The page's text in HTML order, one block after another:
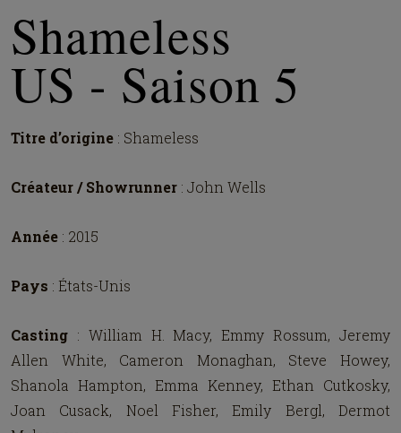
Shameless
US - Saison 5
Titre d’origine : Shameless
Créateur / Showrunner : John Wells
Année : 2015
Pays : États-Unis
Casting : William H. Macy, Emmy Rossum, Jeremy
Allen White, Cameron Monaghan, Steve Howey,
Shanola Hampton, Emma Kenney, Ethan Cutkosky,
Joan Cusack, Noel Fisher, Emily Bergl, Dermot